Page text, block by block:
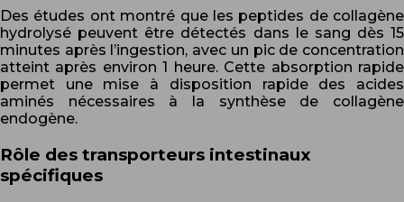
Des études ont montré que les peptides de collagène
hydrolysé peuvent être détectés dans le sang dès 15
minutes après l’ingestion, avec un pic de concentration
atteint après environ 1 heure. Cette absorption rapide
permet une mise à disposition rapide des acides
aminés nécessaires à la synthèse de collagène
endogène.
Rôle des transporteurs intestinaux
spécifiques